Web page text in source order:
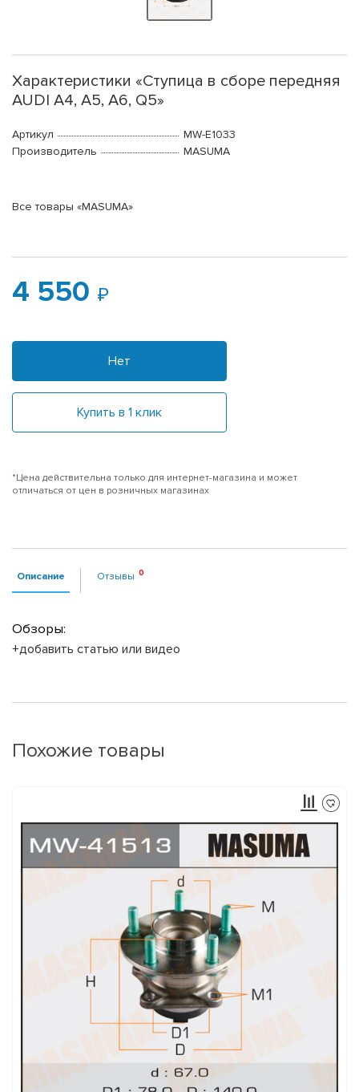
Характеристики «Ступица в сборе передняя
AUDI A4, A5, A6, Q5»
Артикул
MW-E1033
Производитель
MASUMA
Все товары «MASUMA»
4 550
Нет
Купить в 1 клик
*Цена действительна только для интернет-магазина и может
отличаться от цен в розничных магазинах
Описание Отзывы
Обзоры:
+добавить статью или видео
Похожие товары